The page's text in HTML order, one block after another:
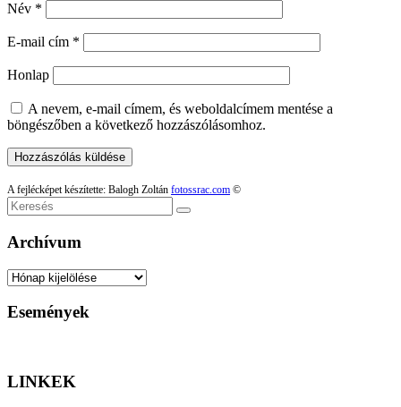
Név *
E-mail cím *
Honlap
A nevem, e-mail címem, és weboldalcímem mentése a
böngészőben a következő hozzászólásomhoz.
A fejlécképet készítette: Balogh Zoltán fotossrac.com ©
Keresés
Archívum
Archívum
Események
LINKEK